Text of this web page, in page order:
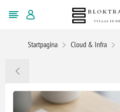
Startpagina Cloud & Infra